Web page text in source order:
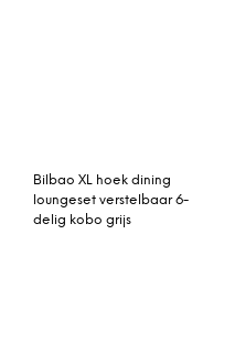
Bilbao XL hoek dining
loungeset verstelbaar 6-
delig kobo grijs